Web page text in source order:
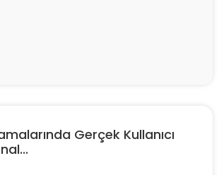
Gerçek Kullanıcı